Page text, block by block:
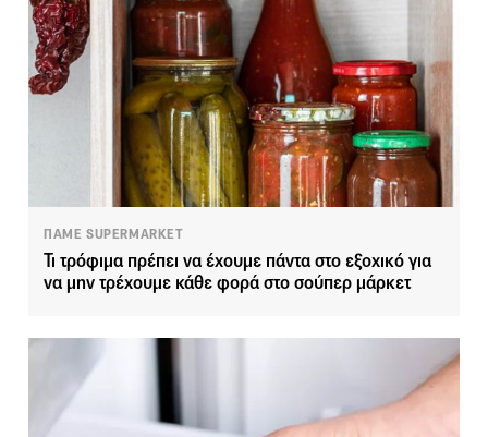
ΠΑΜΕ SUPERMARKET
Τι τρόφιμα πρέπει να έχουμε πάντα στο εξοχικό για
να μην τρέχουμε κάθε φορά στο σούπερ μάρκετ